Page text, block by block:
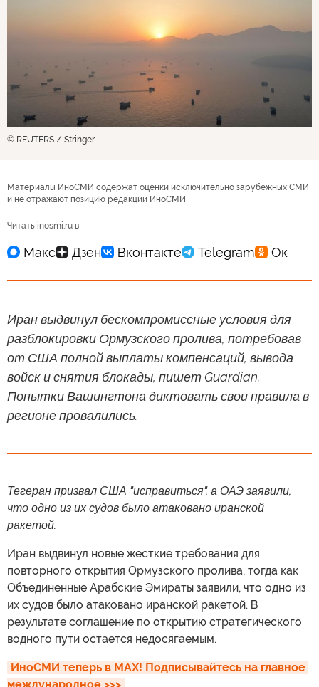
© REUTERS / Stringer
Материалы ИноСМИ содержат оценки исключительно зарубежных СМИ
и не отражают позицию редакции ИноСМИ
Читать inosmi.ru в
Иран выдвинул бескомпромиссные условия для
разблокировки Ормузского пролива, потребовав
от США полной выплаты компенсаций, вывода
войск и снятия блокады, пишет Guardian.
Попытки Вашингтона диктовать свои правила в
регионе провалились.
Тегеран призвал США "исправиться", а ОАЭ заявили,
что одно из их судов было атаковано иранской
ракетой.
Иран выдвинул новые жесткие требования для
повторного открытия Ормузского пролива, тогда как
Объединенные Арабские Эмираты заявили, что одно из
их судов было атаковано иранской ракетой. В
результате соглашение по открытию стратегического
водного пути остается недосягаемым.
ИноСМИ теперь в MAX! Подписывайтесь на главное